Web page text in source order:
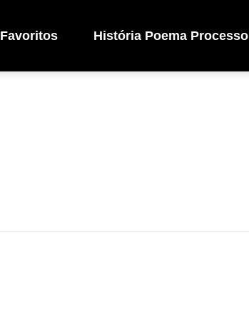
Favoritos História Poema Processo